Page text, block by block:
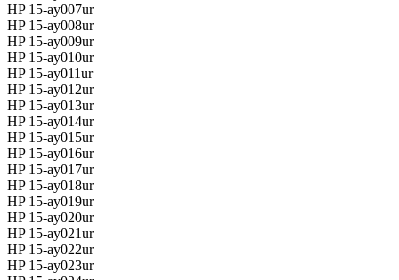
HP 15-ay007ur
HP 15-ay008ur
HP 15-ay009ur
HP 15-ay010ur
HP 15-ay011ur
HP 15-ay012ur
HP 15-ay013ur
HP 15-ay014ur
HP 15-ay015ur
HP 15-ay016ur
HP 15-ay017ur
HP 15-ay018ur
HP 15-ay019ur
HP 15-ay020ur
HP 15-ay021ur
HP 15-ay022ur
HP 15-ay023ur